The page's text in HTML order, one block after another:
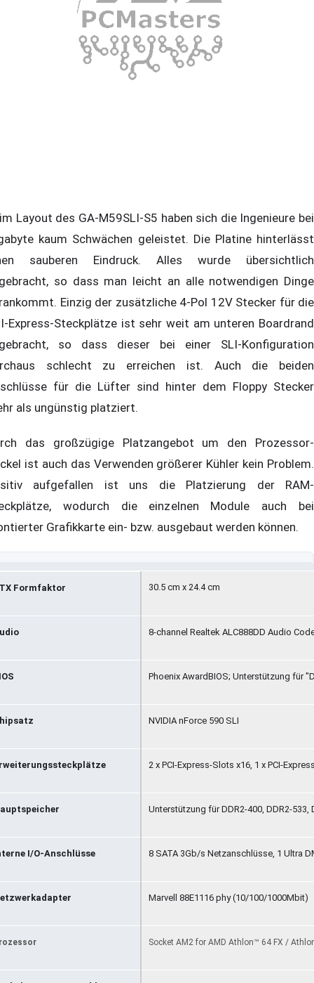
Layout des GA-M59SLI-S5 haben sich die Ingenieure bei
kaum Schwächen geleistet. Die Platine hinterlässt
sauberen Eindruck. Alles wurde übersichtlich
so dass man leicht an alle notwendigen Dinge
Einzig der zusätzliche 4-Pol 12V Stecker für die
Express-Steckplätze ist sehr weit am unteren Boardrand
so dass dieser bei einer SLI-Konfiguration
schlecht zu erreichen ist. Auch die beiden
für die Lüfter sind hinter dem Floppy Stecker
als ungünstig platziert.
das großzügige Platzangebot um den Prozessor-
ist auch das Verwenden größerer Kühler kein Problem.
aufgefallen ist uns die Platzierung der RAM-
wodurch die einzelnen Module auch bei
Grafikkarte ein- bzw. ausgebaut werden können.
Formfaktor 30.5 cm x 24.4 cm
8-channel Realtek ALC888DD Audio
Phoenix AwardBIOS; Unterstützung für
NVIDIA nForce 590 SLI
2 x PCI-Express-Slots x16, 1 x PCI-
Unterstützung für DDR2-400, DDR2-
I/O-Anschlüsse 8 SATA 3Gb/s Netzanschlüsse, 1 Ultra
Marvell 88E1116 phy (10/100/1000Mbit)
Socket AM2 for AMD Athlon™ 64 FX /